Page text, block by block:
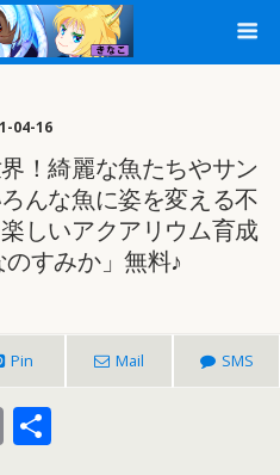
04-16
！綺麗な魚たちやサン
んな魚に姿を変える不
しいアクアリウム育成
すみ‪か‬」無料♪
Pin Mail SMS
E